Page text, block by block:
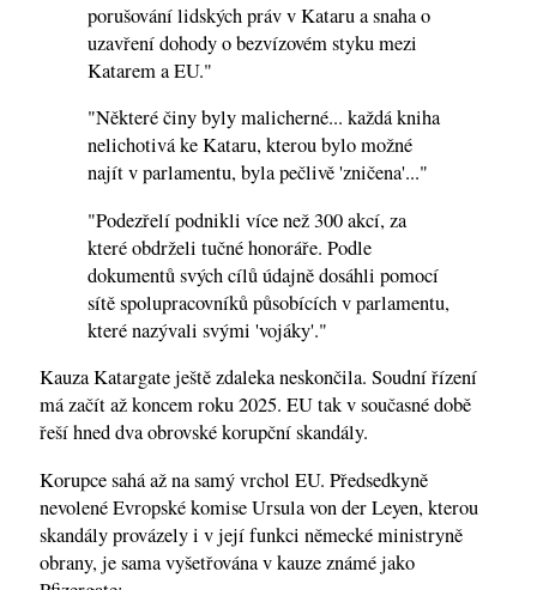
porušování lidských práv v Kataru a snaha o
uzavření dohody o bezvízovém styku mezi
Katarem a EU."
"Některé činy byly malicherné... každá kniha
nelichotivá ke Kataru, kterou bylo možné
najít v parlamentu, byla pečlivě 'zničena'..."
"Podezřelí podnikli více než 300 akcí, za
které obdrželi tučné honoráře. Podle
dokumentů svých cílů údajně dosáhli pomocí
sítě spolupracovníků působících v parlamentu,
které nazývali svými 'vojáky'."
Kauza Katargate ještě zdaleka neskončila. Soudní řízení
má začít až koncem roku 2025. EU tak v současné době
řeší hned dva obrovské korupční skandály.
Korupce sahá až na samý vrchol EU. Předsedkyně
nevolené Evropské komise Ursula von der Leyen, kterou
skandály provázely i v její funkci německé ministryně
obrany, je sama vyšetřována v kauze známé jako